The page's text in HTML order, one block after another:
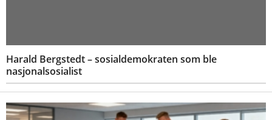
Harald Bergstedt – sosialdemokraten som ble
nasjonalsosialist